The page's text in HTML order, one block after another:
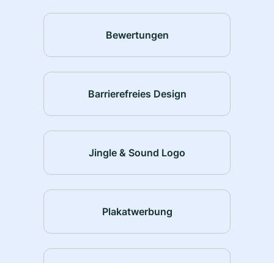
Bewertungen
Barrierefreies Design
Jingle & Sound Logo
Plakatwerbung